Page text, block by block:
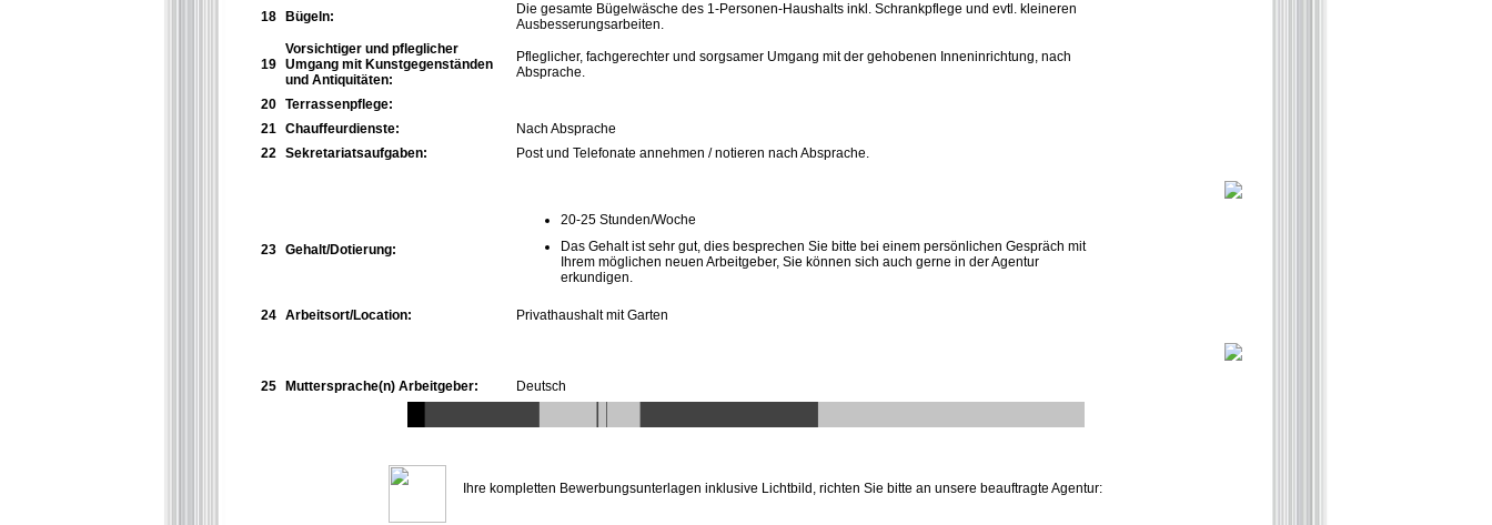
18 Bügeln:
Die gesamte Bügelwäsche des 1-Personen-Haushalts inkl. Schrankpflege und evtl. kleineren
Ausbesserungsarbeiten.
19
Vorsichtiger und pfleglicher
Umgang mit Kunstgegenständen
und Antiquitäten:
Pfleglicher, fachgerechter und sorgsamer Umgang mit der gehobenen Inneninrichtung, nach
Absprache.
20 Terrassenpflege:
21 Chauffeurdienste:
Nach Absprache
22 Sekretariatsaufgaben: Post und Telefonate annehmen / notieren nach Absprache.
23 Gehalt/Dotierung:
20-25 Stunden/Woche
Das Gehalt ist sehr gut, dies besprechen Sie bitte bei einem persönlichen Gespräch mit
Ihrem möglichen neuen Arbeitgeber, Sie können sich auch gerne in der Agentur
erkundigen.
24 Arbeitsort/Location: Privathaushalt mit Garten
25 Muttersprache(n) Arbeitgeber: Deutsch
Ihre kompletten Bewerbungsunterlagen inklusive Lichtbild, richten Sie bitte an unsere beauftragte Agentur: